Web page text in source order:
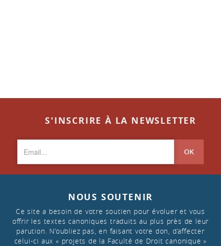
S'INSCRIRE À LA NEWSLETTER
OK
NOUS SOUTENIR
Ce site a besoin de votre soutien pour évoluer et vous
offrir les textes canoniques traduits au plus près de leur
parution. N’oubliez pas, en faisant votre don, d’affecter
celui-ci aux « projets de la Faculté de Droit canonique »